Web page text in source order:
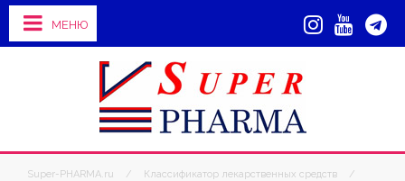
МЕНЮ
Super-PHARMA.ru / Классификатор лекарственных средств
/